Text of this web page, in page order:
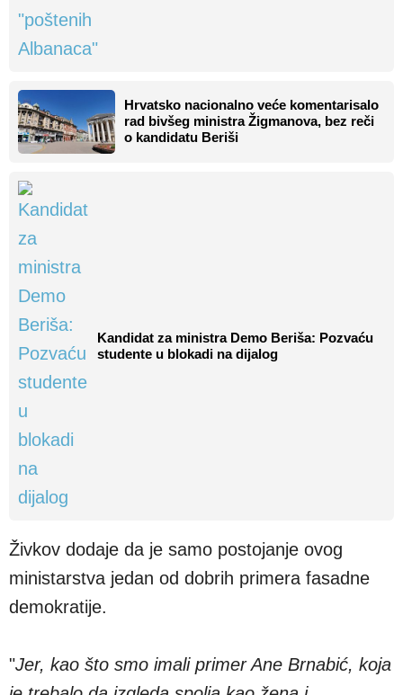
Hrvatsko nacionalno veće komentarisalo
rad bivšeg ministra Žigmanova, bez reči
o kandidatu Beriši
Kandidat za ministra Demo Beriša: Pozvaću
studente u blokadi na dijalog
Živkov dodaje da je samo postojanje ovog
ministarstva jedan od dobrih primera fasadne
demokratije.
"Jer, kao što smo imali primer Ane Brnabić, koja